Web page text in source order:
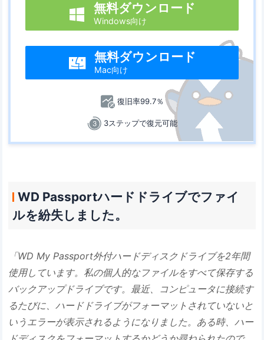
 無料ダウンロード
Windows向け
 無料ダウンロード
Mac向け
復旧率99.7％
3ステップで復元可能
WD Passportハードドライブでファイ
ルを紛失しました。
「WD My Passport外付ハードディスクドライブを2年間
使用しています。私の個人的なファイルをすべて保存する
バックアップドライブです。最近、コンピュータに接続す
るたびに、ハードドライブがフォーマットされていないと
いうエラーが表示されるようになりました。ある時、ハー